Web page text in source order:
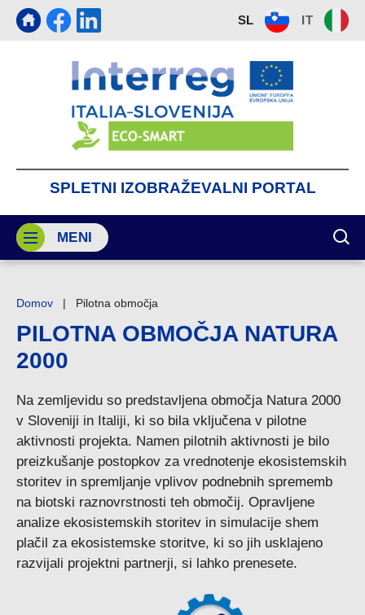
SPLETNI IZOBRAŽEVALNI PORTAL
SL IT
MENI
Domov | Pilotna območja
PILOTNA OBMOČJA NATURA
2000
Na zemljevidu so predstavljena območja Natura 2000
v Sloveniji in Italiji, ki so bila vključena v pilotne
aktivnosti projekta. Namen pilotnih aktivnosti je bilo
preizkušanje postopkov za vrednotenje ekosistemskih
storitev in spremljanje vplivov podnebnih sprememb
na biotski raznovrstnosti teh območij. Opravljene
analize ekosistemskih storitev in simulacije shem
plačil za ekosistemske storitve, ki so jih usklajeno
razvijali projektni partnerji, si lahko prenesete.